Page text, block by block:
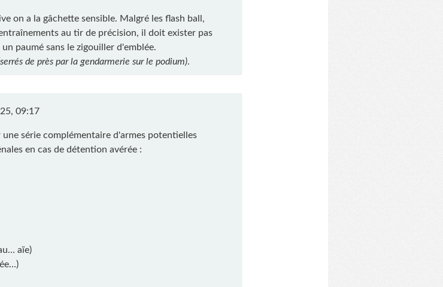
on a la gâchette sensible. Malgré les flash ball,
au tir de précision, il doit exister pas
paumé sans le zigouiller d'emblée.
de près par la gendarmerie sur le podium).
09:17
une série complémentaire d'armes potentielles
en cas de détention avérée :
aïe)